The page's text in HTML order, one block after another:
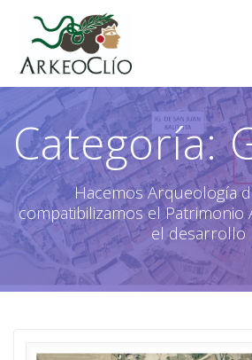
Categoría:
Hacemos Arqueología
compatibilizamos el Patrimonio
el desarrollo